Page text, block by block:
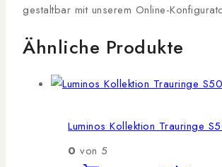
gestaltbar mit unserem Online-
Ähnliche Produkte
Luminos Kollektion Trauringe
0 von 5